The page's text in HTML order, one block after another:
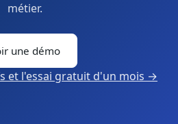
métier.
une démo
et l'essai gratuit d'un mois →